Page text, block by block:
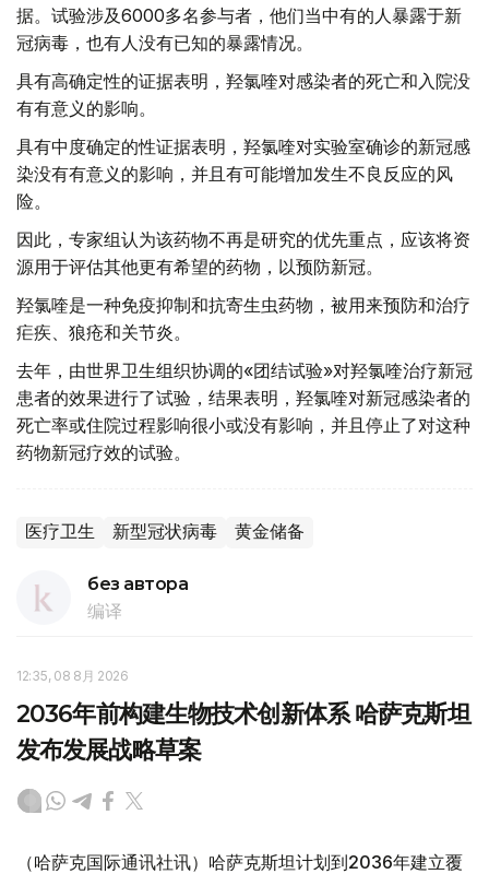
据。试验涉及6000多名参与者，他们当中有的人暴露于新
冠病毒，也有人没有已知的暴露情况。
具有高确定性的证据表明，羟氯喹对感染者的死亡和入院没
有有意义的影响。
具有中度确定的性证据表明，羟氯喹对实验室确诊的新冠感
染没有有意义的影响，并且有可能增加发生不良反应的风
险。
因此，专家组认为该药物不再是研究的优先重点，应该将资
源用于评估其他更有希望的药物，以预防新冠。
羟氯喹是一种免疫抑制和抗寄生虫药物，被用来预防和治疗
疟疾、狼疮和关节炎。
去年，由世界卫生组织协调的«团结试验»对羟氯喹治疗新冠
患者的效果进行了试验，结果表明，羟氯喹对新冠感染者的
死亡率或住院过程影响很小或没有影响，并且停止了对这种
药物新冠疗效的试验。
医疗卫生 新型冠状病毒 黄金储备
без автора
编译
12:35, 08 8月 2026
2036年前构建生物技术创新体系 哈萨克斯坦
发布发展战略草案
（哈萨克国际通讯社讯）哈萨克斯坦计划到2036年建立覆